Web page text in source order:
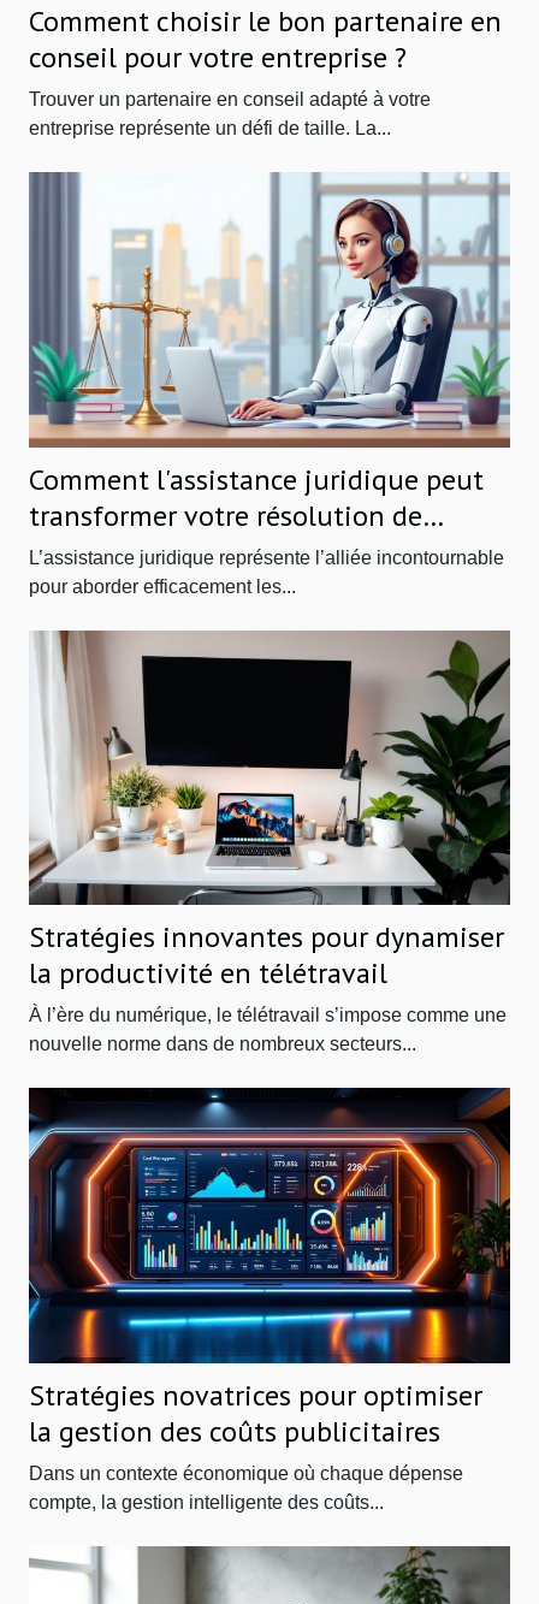
Comment choisir le bon partenaire en
conseil pour votre entreprise ?
Trouver un partenaire en conseil adapté à votre
entreprise représente un défi de taille. La...
Comment l'assistance juridique peut
transformer votre résolution de
conflits ?
L’assistance juridique représente l’alliée incontournable
pour aborder efficacement les...
Stratégies innovantes pour dynamiser
la productivité en télétravail
À l’ère du numérique, le télétravail s’impose comme une
nouvelle norme dans de nombreux secteurs...
Stratégies novatrices pour optimiser
la gestion des coûts publicitaires
Dans un contexte économique où chaque dépense
compte, la gestion intelligente des coûts...